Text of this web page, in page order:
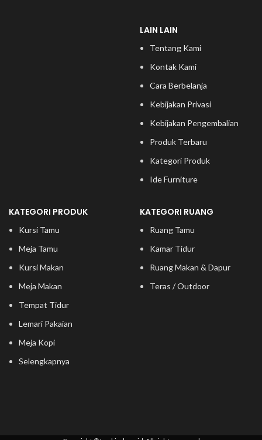
LAIN LAIN
Tentang Kami
Kontak Kami
Cara Berbelanja
Kebijakan Privasi
Kebijakan Pengembalian
Produk Terbaru
Kategori Produk
Ide Furniture
KATEGORI PRODUK
Kursi Tamu
Meja Tamu
Kursi Makan
Meja Makan
Tempat Tidur
Lemari Pakaian
Meja Kopi
Selengkapnya
KATEGORI RUANG
Ruang Tamu
Kamar Tidur
Ruang Makan & Dapur
Teras / Outdoor